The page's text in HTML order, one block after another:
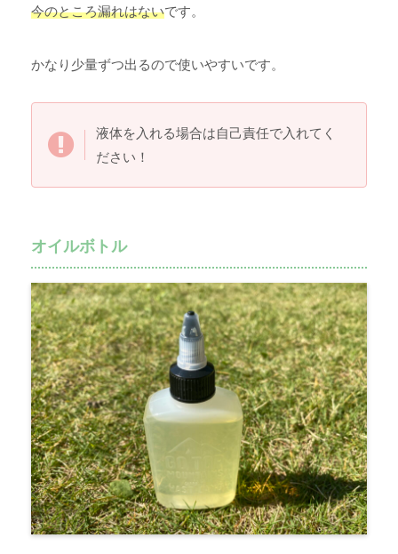
今のところ漏れはないです。
かなり少量ずつ出るので使いやすいです。
液体を入れる場合は自己責任で入れてく
ださい！
オイルボトル